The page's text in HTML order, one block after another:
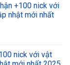
+100 nick với
nhật mới nhất
nick với vật